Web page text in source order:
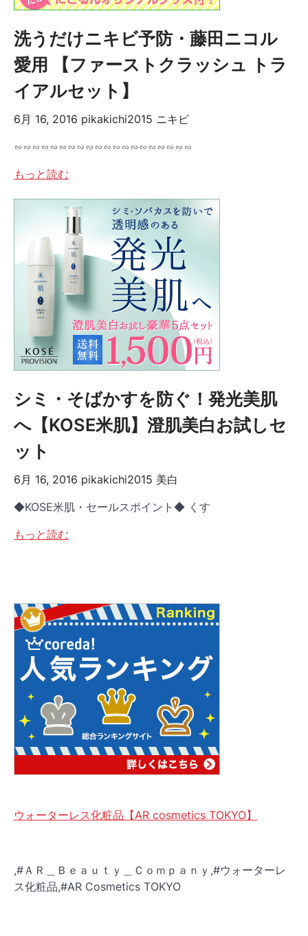
洗うだけニキビ予防・藤田ニコル
愛用 【ファーストクラッシュ トラ
イアルセット】
6月 16, 2016 pikakichi2015 ニキビ
∽∽∽∽∽∽∽∽∽∽∽∽∽∽∽∽∽∽∽∽
もっと読む
シミ・そばかすを防ぐ！発光美肌
へ【KOSE米肌】澄肌美白お試しセ
ット
6月 16, 2016 pikakichi2015 美白
◆KOSE米肌・セールスポイント◆ くす
もっと読む
ウォーターレス化粧品【AR cosmetics TOKYO】
,#ＡＲ＿Ｂｅａｕｔｙ＿Ｃｏｍｐａｎｙ,#ウォーターレ
ス化粧品,#AR Cosmetics TOKYO